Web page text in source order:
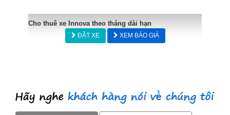
Cho thuê xe Innova theo tháng dài hạn
ĐẶT XE XEM BÁO GIÁ